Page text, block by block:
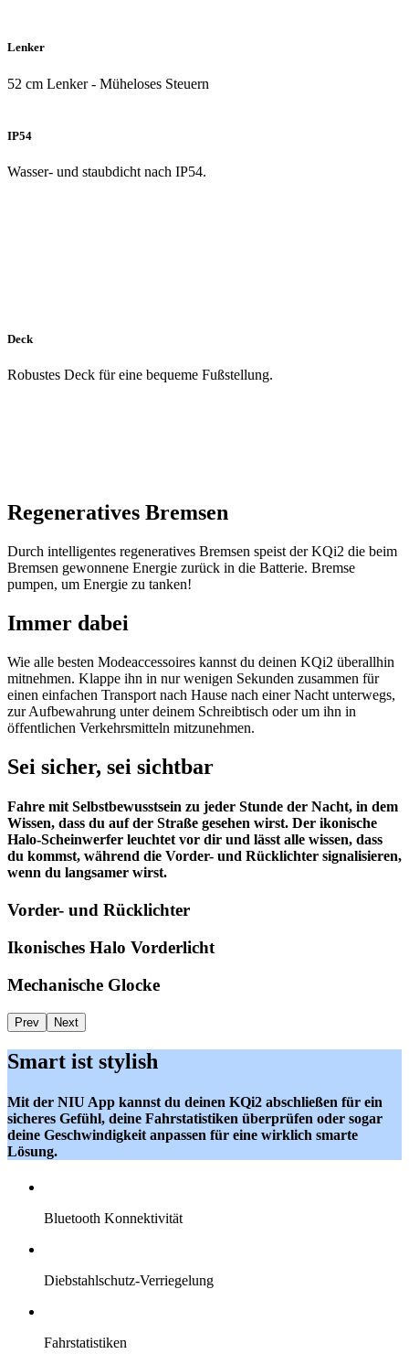
Lenker
52 cm Lenker - Müheloses Steuern
IP54
Wasser- und staubdicht nach IP54.
Deck
Robustes Deck für eine bequeme Fußstellung.
Regeneratives Bremsen
Durch intelligentes regeneratives Bremsen speist der KQi2 die beim
Bremsen gewonnene Energie zurück in die Batterie. Bremse
pumpen, um Energie zu tanken!
Immer dabei
Wie alle besten Modeaccessoires kannst du deinen KQi2 überallhin
mitnehmen. Klappe ihn in nur wenigen Sekunden zusammen für
einen einfachen Transport nach Hause nach einer Nacht unterwegs,
zur Aufbewahrung unter deinem Schreibtisch oder um ihn in
öffentlichen Verkehrsmitteln mitzunehmen.
Sei sicher, sei sichtbar
Fahre mit Selbstbewusstsein zu jeder Stunde der Nacht, in dem
Wissen, dass du auf der Straße gesehen wirst. Der ikonische
Halo-Scheinwerfer leuchtet vor dir und lässt alle wissen, dass
du kommst, während die Vorder- und Rücklichter signalisieren,
wenn du langsamer wirst.
Vorder- und Rücklichter
Ikonisches Halo Vorderlicht
Mechanische Glocke
Prev Next
Smart ist stylish
Mit der NIU App kannst du deinen KQi2 abschließen für ein
sicheres Gefühl, deine Fahrstatistiken überprüfen oder sogar
deine Geschwindigkeit anpassen für eine wirklich smarte
Lösung.
Bluetooth Konnektivität
Diebstahlschutz-Verriegelung
Fahrstatistiken